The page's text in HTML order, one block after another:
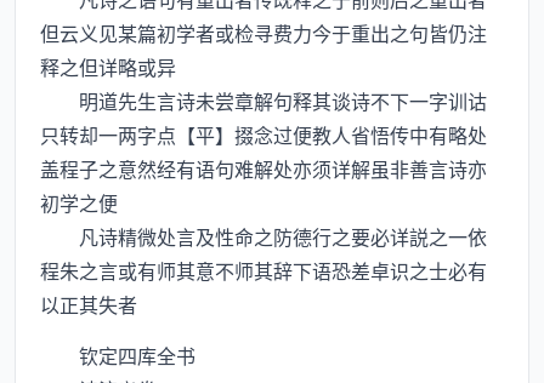
但云义见某篇初学者或检寻费力今于重出之句皆仍注
释之但详略或异
明道先生言诗未尝章解句释其谈诗不下一字训诂
只转却一两字点【平】掇念过便教人省悟传中有略处
盖程子之意然经有语句难解处亦须详解虽非善言诗亦
初学之便
凡诗精微处言及性命之防德行之要必详説之一依
程朱之言或有师其意不师其辞下语恐差卓识之士必有
以正其失者
钦定四库全书